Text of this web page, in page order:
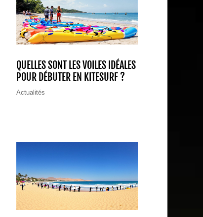
QUELLES SONT LES VOILES IDÉALES
POUR DÉBUTER EN KITESURF ?
Actualités